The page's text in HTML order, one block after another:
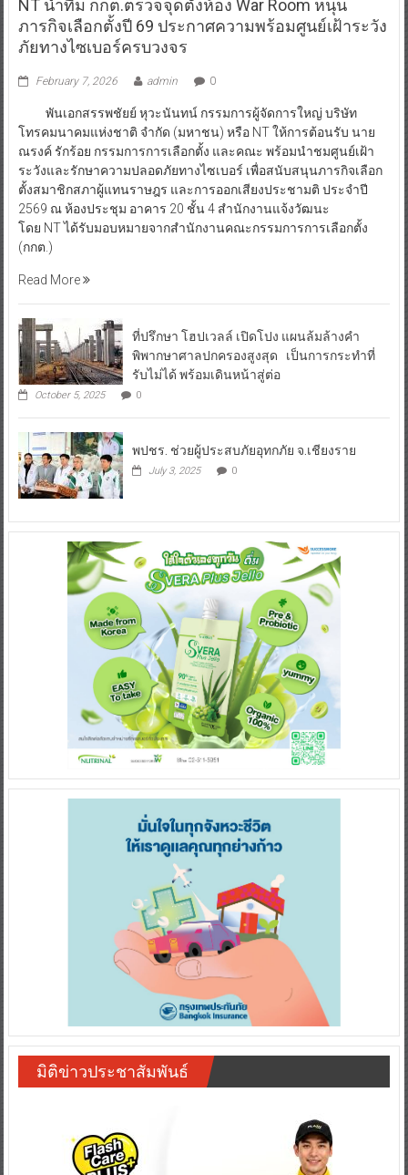
NT นำทีม กกต.ตรวจจุดตั้งห้อง War Room หนุน
ภารกิจเลือกตั้งปี 69 ประกาศความพร้อมศูนย์เฝ้าระวัง
ภัยทางไซเบอร์ครบวงจร
February 7, 2026 admin 0
พันเอกสรรพชัยย์ หุวะนันทน์ กรรมการผู้จัดการใหญ่ บริษัท
โทรคมนาคมแห่งชาติ จำกัด (มหาชน) หรือ NT ให้การต้อนรับ นาย
ณรงค์ รักร้อย กรรมการการเลือกตั้ง และคณะ พร้อมนำชมศูนย์เฝ้า
ระวังและรักษาความปลอดภัยทางไซเบอร์ เพื่อสนับสนุนภารกิจเลือก
ตั้งสมาชิกสภาผู้แทนราษฎร และการออกเสียงประชามติ ประจำปี
2569 ณ ห้องประชุม อาคาร 20 ชั้น 4 สำนักงานแจ้งวัฒนะ
โดย NT ได้รับมอบหมายจากสำนักงานคณะกรรมการการเลือกตั้ง
(กกต.)
Read More
ที่ปรึกษา โฮปเวลล์ เปิดโปง แผนล้มล้างคำ
พิพากษาศาลปกครองสูงสุด เป็นการกระทำที่
รับไม่ได้ พร้อมเดินหน้าสู่ต่อ
October 5, 2025 0
พปชร. ช่วยผู้ประสบภัยอุทกภัย จ.เชียงราย
July 3, 2025 0
มิติข่าวประชาสัมพันธ์